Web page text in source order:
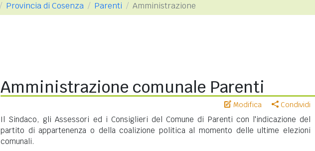
Provincia di Cosenza Parenti Amministrazione
Amministrazione comunale Parenti
Modifica Condividi
Il Sindaco, gli Assessori ed i Consiglieri del Comune di Parenti con l'indicazione del
partito di appartenenza o della coalizione politica al momento delle ultime elezioni
comunali.